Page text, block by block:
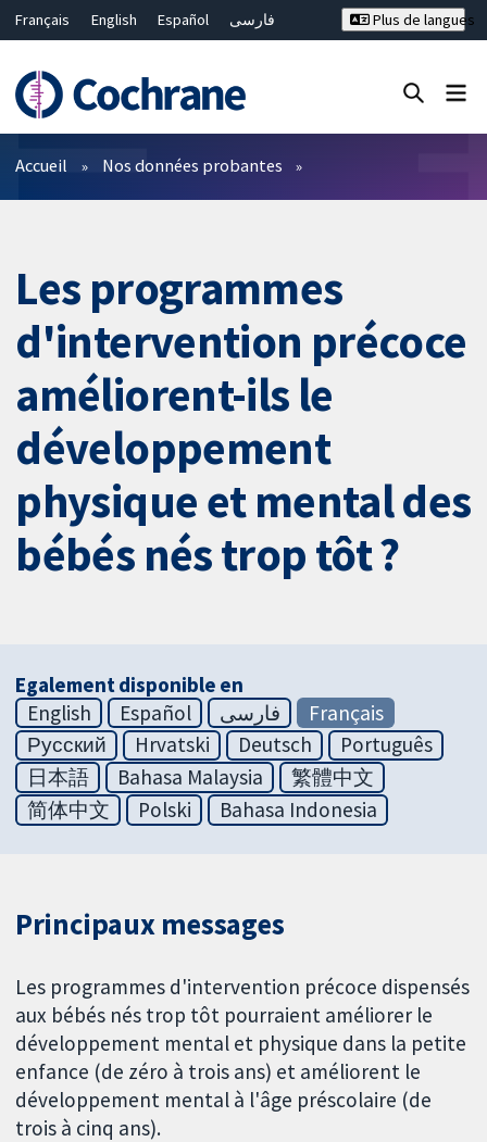
Français English Español
فارسی
Bahasa Malaysia
ไทย
繁體中文
简体中文
Plus de langues
Filtres
Accueil Nos données probantes
Les programmes
d'intervention précoce
améliorent-ils le
développement
physique et mental des
bébés nés trop tôt ?
Egalement disponible en
English
Español فارسی
Français
Русский
Hrvatski Deutsch
Português
日本語
Bahasa Malaysia
繁體中文
简体中文
Polski Bahasa Indonesia
Principaux messages
Les programmes d'intervention précoce dispensés
aux bébés nés trop tôt pourraient améliorer le
développement mental et physique dans la petite
enfance (de zéro à trois ans) et améliorent le
développement mental à l'âge préscolaire (de
trois à cinq ans).